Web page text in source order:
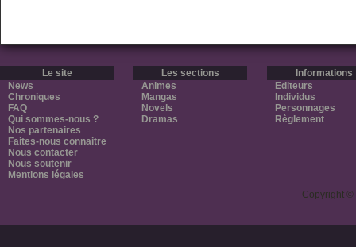
Le site
News
Chroniques
FAQ
Qui sommes-nous ?
Nos partenaires
Faites-nous connaitre
Nous contacter
Nous soutenir
Mentions légales
Les sections
Animes
Mangas
Novels
Dramas
Informations
Editeurs
Individus
Personnages
Règlement
Copyright ©